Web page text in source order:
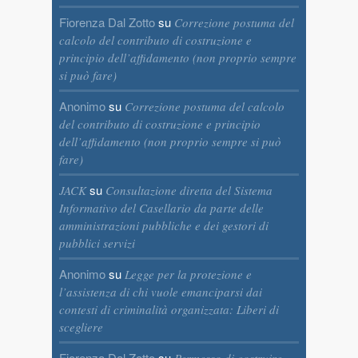
Fiorenza Dal Zottosu Correzione postuma del
calcolo del contributo di costruzione e
principio dell’affidamento (non proprio sempre
si può fare)
Anonimosu Correzione postuma del calcolo
del contributo di costruzione e principio
dell’affidamento (non proprio sempre si può
fare)
JACKsu Consultazione diretta del Sistema
Informativo del Casellario da parte delle
amministrazioni pubbliche e dei gestori di
pubblici servizi
Anonimosu Legge per la protezione e
l’assistenza di chi vuole emanciparsi dai
contesti di criminalità organizzata: Liberi di
scegliere